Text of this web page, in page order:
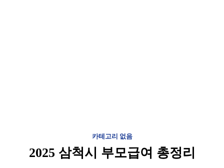
카테고리 없음
2025 삼척시 부모급여 총정리